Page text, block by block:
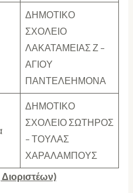
ΔΗΜΟΤΙΚΟ
ΣΧΟΛΕΙΟ
ΛΑΚΑΤΑΜΕΙΑΣ Ζ –
ΑΓΙΟΥ
ΠΑΝΤΕΛΕΗΜΟΝΑ
ΔΗΜΟΤΙΚΟ
ΣΧΟΛΕΙΟ ΣΩΤΗΡΟΣ
– ΤΟΥΛΑΣ
ΧΑΡΑΛΑΜΠΟΥΣ